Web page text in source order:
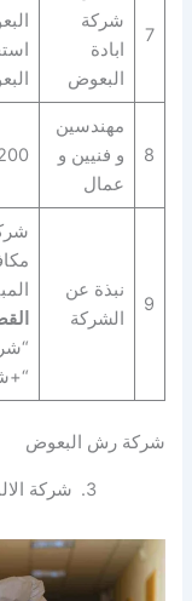
7
شركة
ابادة
البعوض
8
مهندسين
و فنيين و
عمال
200 مهندس و فني و
9
نبذة عن
الشركة
شركة رش البعوض
3. شركة